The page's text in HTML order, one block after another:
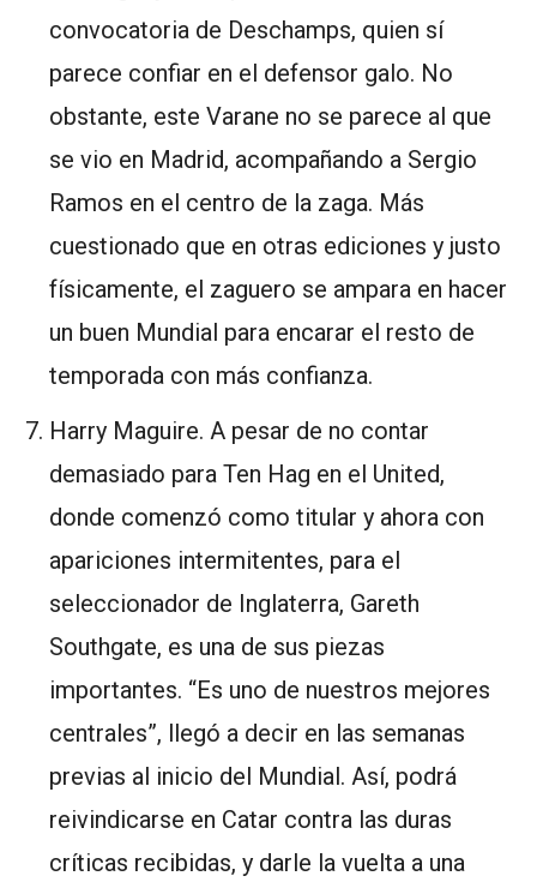
convocatoria de Deschamps, quien sí
parece confiar en el defensor galo. No
obstante, este Varane no se parece al que
se vio en Madrid, acompañando a Sergio
Ramos en el centro de la zaga. Más
cuestionado que en otras ediciones y justo
físicamente, el zaguero se ampara en hacer
un buen Mundial para encarar el resto de
temporada con más confianza.
Harry Maguire. A pesar de no contar
demasiado para Ten Hag en el United,
donde comenzó como titular y ahora con
apariciones intermitentes, para el
seleccionador de Inglaterra, Gareth
Southgate, es una de sus piezas
importantes. “Es uno de nuestros mejores
centrales”, llegó a decir en las semanas
previas al inicio del Mundial. Así, podrá
reivindicarse en Catar contra las duras
críticas recibidas, y darle la vuelta a una